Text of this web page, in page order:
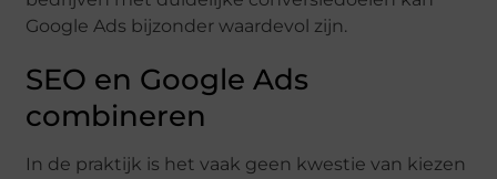
Google Ads bijzonder waardevol zijn.
SEO en Google Ads
combineren
In de praktijk is het vaak geen kwestie van kiezen